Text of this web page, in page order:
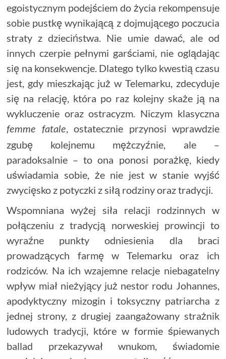
egoistycznym podejściem do życia rekompensuje
sobie pustkę wynikającą z dojmującego poczucia
straty z dzieciństwa. Nie umie dawać, ale od
innych czerpie pełnymi garściami, nie oglądając
się na konsekwencje. Dlatego tylko kwestią czasu
jest, gdy mieszkając już w Telemarku, zdecyduje
się na relację, która po raz kolejny skaże ją na
wykluczenie oraz ostracyzm. Niczym klasyczna
femme fatale
, ostatecznie przynosi wprawdzie
zgubę kolejnemu mężczyźnie, ale –
paradoksalnie – to ona ponosi porażkę, kiedy
uświadamia sobie, że nie jest w stanie wyjść
zwycięsko z potyczki z siłą rodziny oraz tradycji.
Wspomniana wyżej siła relacji rodzinnych w
połączeniu z tradycją norweskiej prowincji to
wyraźne punkty odniesienia dla braci
prowadzących farmę w Telemarku oraz ich
rodziców. Na ich wzajemne relacje niebagatelny
wpływ miał nieżyjący już nestor rodu Johannes,
apodyktyczny mizogin i toksyczny patriarcha z
jednej strony, z drugiej zaangażowany strażnik
ludowych tradycji, które w formie śpiewanych
ballad przekazywał wnukom, świadomie